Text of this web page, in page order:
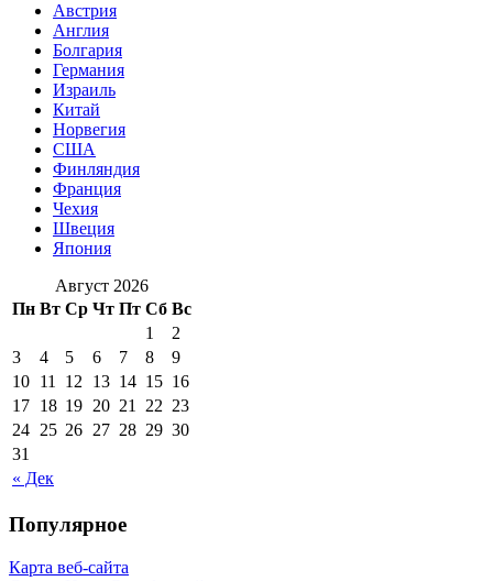
Австрия
Англия
Болгария
Германия
Израиль
Китай
Норвегия
США
Финляндия
Франция
Чехия
Швеция
Япония
Август 2026
Пн Вт Ср Чт Пт Сб Вс
« Дек
1
2
3
4 5 6 7 8
9
10 11 12 13 14 15 16
17 18 19 20 21 22 23
24 25 26 27 28 29 30
31
Популярное
Карта веб-сайта